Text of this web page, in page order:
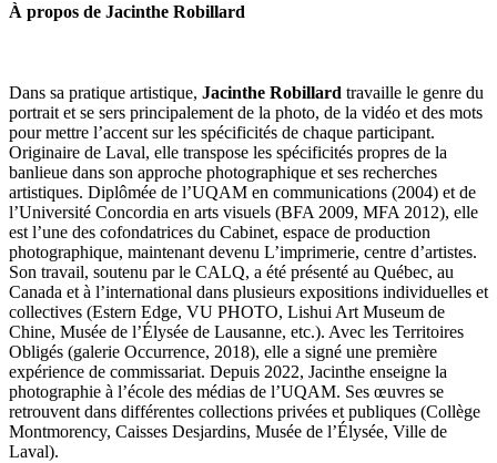
À propos de Jacinthe Robillard
Dans sa pratique artistique, Jacinthe Robillard travaille le genre du
portrait et se sers principalement de la photo, de la vidéo et des mots
pour mettre l’accent sur les spécificités de chaque participant.
Originaire de Laval, elle transpose les spécificités propres de la
banlieue dans son approche photographique et ses recherches
artistiques. Diplômée de l’UQAM en communications (2004) et de
l’Université Concordia en arts visuels (BFA 2009, MFA 2012), elle
est l’une des cofondatrices du Cabinet, espace de production
photographique, maintenant devenu L’imprimerie, centre d’artistes.
Son travail, soutenu par le CALQ, a été présenté au Québec, au
Canada et à l’international dans plusieurs expositions individuelles et
collectives (Estern Edge, VU PHOTO, Lishui Art Museum de
Chine, Musée de l’Élysée de Lausanne, etc.). Avec les Territoires
Obligés (galerie Occurrence, 2018), elle a signé une première
expérience de commissariat. Depuis 2022, Jacinthe enseigne la
photographie à l’école des médias de l’UQAM. Ses œuvres se
retrouvent dans différentes collections privées et publiques (Collège
Montmorency, Caisses Desjardins, Musée de l’Élysée, Ville de
Laval).